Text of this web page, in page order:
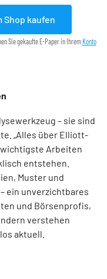
Shop kaufen
Sie gekaufte E-Paper in Ihrem Konto
– sie sind
„Alles über Elliott-
wichtigste Arbeiten
entstehen.
Muster und
ein unverzichtbares
und Börsenprofis,
verstehen
aktuell.